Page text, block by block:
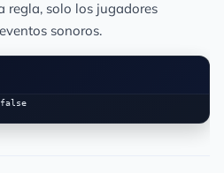
regla, solo los jugadores
sonoros.